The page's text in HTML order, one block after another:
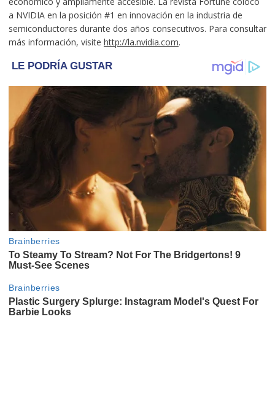
a NVIDIA en la posición #1 en innovación en la industria de
semiconductores durante dos años consecutivos. Para consultar
más información, visite http://la.nvidia.com.